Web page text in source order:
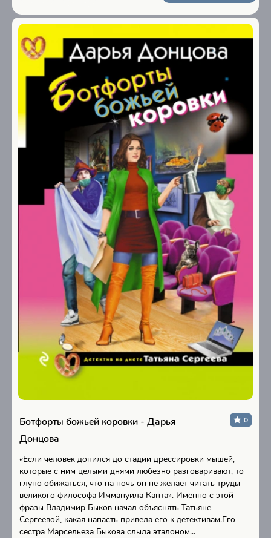
Ботфорты божьей коровки - Дарья
Донцова
0
«Если человек допился до стадии дрессировки мышей,
которые с ним целыми днями любезно разговаривают, то
глупо обижаться, что на ночь он не желает читать труды
великого философа Иммануила Канта». Именно с этой
фразы Владимир Быков начал объяснять Татьяне
Сергеевой, какая напасть привела его к детективам.Его
сестра Марсельеза Быкова слыла эталоном...